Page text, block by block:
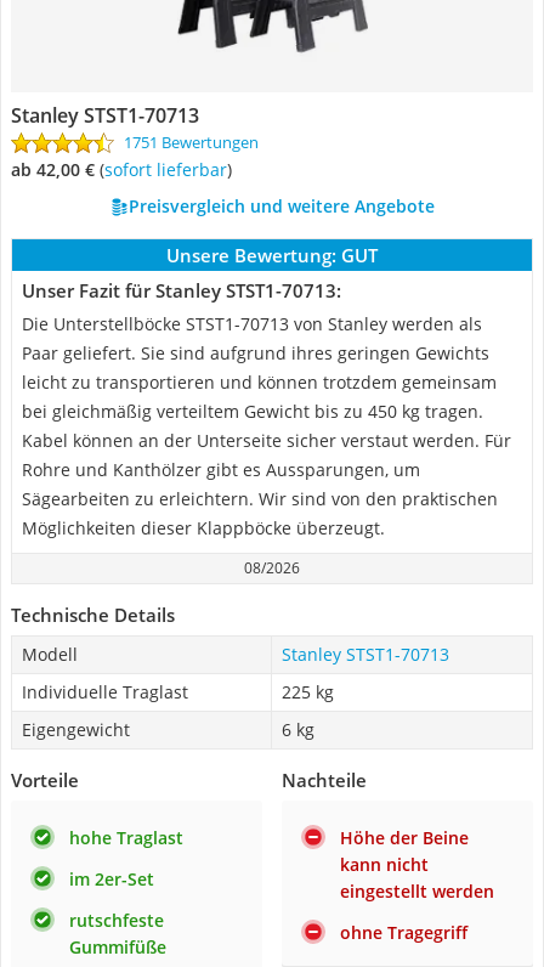
Stanley STST1-70713
1751 Bewertungen
ab 42,00 € ( Sofort lieferbar)
Preisvergleich und weitere Angebote
Unsere Bewertung: GUT
Unser Fazit für Stanley STST1-70713:
Die Unterstellböcke STST1-70713 von Stanley werden als
Paar geliefert. Sie sind aufgrund ihres geringen Gewichts
leicht zu transportieren und können trotzdem gemeinsam
bei gleichmäßig verteiltem Gewicht bis zu 450 kg tragen.
Kabel können an der Unterseite sicher verstaut werden. Für
Rohre und Kanthölzer gibt es Aussparungen, um
Sägearbeiten zu erleichtern. Wir sind von den praktischen
Möglichkeiten dieser Klappböcke überzeugt.
08/2026
Technische Details
Modell
Stanley STST1-70713
Individuelle Traglast
225 kg
Eigengewicht
6 kg
Vorteile
hohe Traglast
im 2er-Set
rutschfeste
Gummifüße
Nachteile
Höhe der Beine
kann nicht
eingestellt werden
ohne Tragegriff